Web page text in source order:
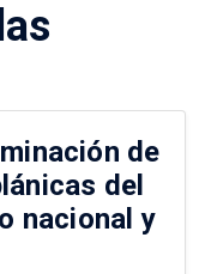
de
del
nacional y